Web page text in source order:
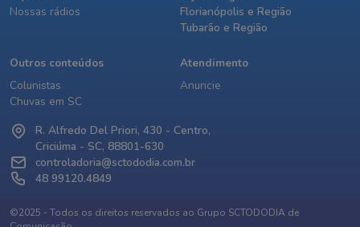
Nossas rádios
Florianópolis e Região
Tubarão e Região
Outros conteúdos
Colunistas
Chuvas em SC
Atendimento
Anuncie
R. Alfredo Del Priori, 430 - Centro,
Criciúma - SC, 88801-630
controladoria@sctododia.com.br
48 99120.4849
©2025 - Todos os direitos reservados ao Grupo SCTODODIA de